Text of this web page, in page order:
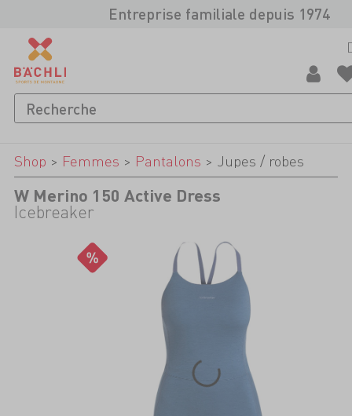
Entreprise familiale depuis 1974
Shop > Femmes > Pantalons > Jupes / robes
W Merino 150 Active Dress
Icebreaker